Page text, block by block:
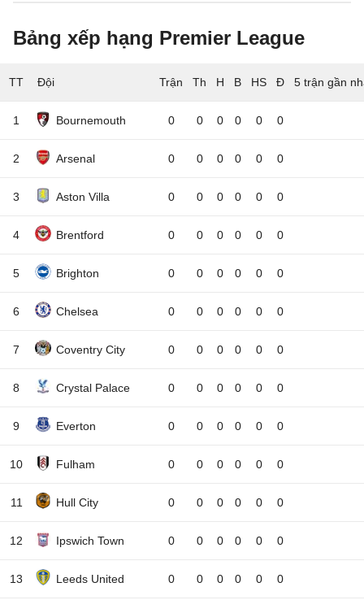
Bảng xếp hạng Premier League
TT Đội 5 trận gần
1 Bournemouth 0 0 0 0 0 0
2 Arsenal 0 0 0 0 0 0
3 Aston Villa 0 0 0 0 0 0
4 Brentford 0 0 0 0 0 0
5 Brighton 0 0 0 0 0 0
6 Chelsea 0 0 0 0 0 0
7 Coventry City 0 0 0 0 0 0
8 Crystal Palace 0 0 0 0 0 0
9 Everton 0 0 0 0 0 0
10 Fulham 0 0 0 0 0 0
11 Hull City 0 0 0 0 0 0
12 Ipswich Town 0 0 0 0 0 0
13 Leeds United 0 0 0 0 0 0